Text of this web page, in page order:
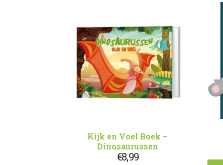
Kijk en Voel Boek –
Dinosaurussen
€8,99